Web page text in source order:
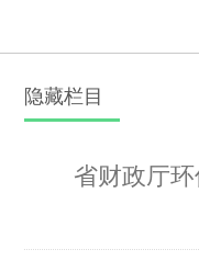
隐藏栏目
省财政厅